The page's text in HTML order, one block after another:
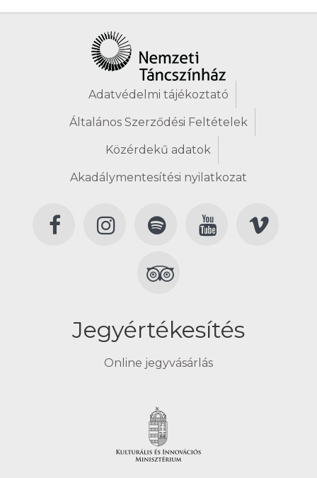
Adatvédelmi tájékoztató
Általános Szerződési Feltételek
Közérdekű adatok
Akadálymentesítési nyilatkozat
Jegyértékesítés
Online jegyvásárlás